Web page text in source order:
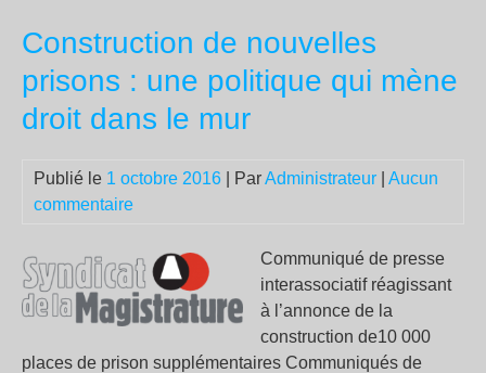
Construction de nouvelles
prisons : une politique qui mène
droit dans le mur
Publié le 1 octobre 2016 | ParAdministrateur
Aucun
commentaire
Communiqué de presse
interassociatif réagissant
à l’annonce de la
construction de10 000
places de prison supplémentaires Communiqués de